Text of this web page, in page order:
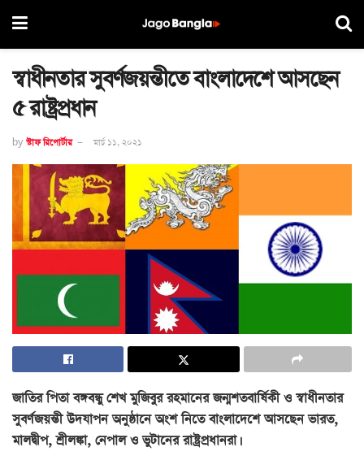
স্বাধীনতার সুবর্ণজয়ন্তীতে বাংলাদেশে আসছেন
৫ রাষ্ট্রপ্রধান
by স্টাফ রিপোর্টার মার্চ ১১, ২০২১
জাতির পিতা বঙ্গবন্ধু শেখ মুজিবুর রহমানের জন্মশতবার্ষিকী ও স্বাধীনতার
সুবর্ণজয়ন্তী উদযাপন অনুষ্ঠানে অংশ নিতে বাংলাদেশে আসছেন ভারত,
মালদ্বীপ, শ্রীলঙ্কা, নেপাল ও ভুটানের রাষ্ট্রপ্রধানরা।